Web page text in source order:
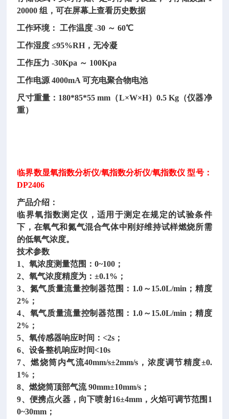
20000 组，可在屏幕上查看历史数据
工作环境： 工作温度 -30 ～ 60℃
工作湿度 ≤95%RH，无冷凝
工作压力 -30Kpa ～ 100Kpa
工作电源 4000mA 可充电聚合物电池
尺寸重量：180*85*55 mm（L×W×H）0.5 Kg（仪器净
重）
临界数显氧指数分析仪/氧指数分析仪/氧指数仪 型号：
DP2406
产品介绍：
临界氧指数测定仪，适用于测定在规定的试验条件
下，在氧气和氮气混合气体中刚好维持试样燃烧所需
的低氧气浓度。
技术参数
1、氧浓度测量范围：0~100；
2、氧气浓度精度为：±0.1%；
3、氮气质量流量控制器范围：1.0～15.0L/min；精度
2%；
4、氧气质量流量控制器范围：1.0～15.0L/min；精度
2%；
5、氧传感器响应时间：<2s；
6、设备整机响应时间<10s
7、燃烧筒内气流40mm/s±2mm/s，浓度调节精度±0.
1%；
8、燃烧筒顶部气流 90mm±10mm/s；
9、便携点火器，向下喷射16±4mm，火焰可调节范围1
0~30mm；